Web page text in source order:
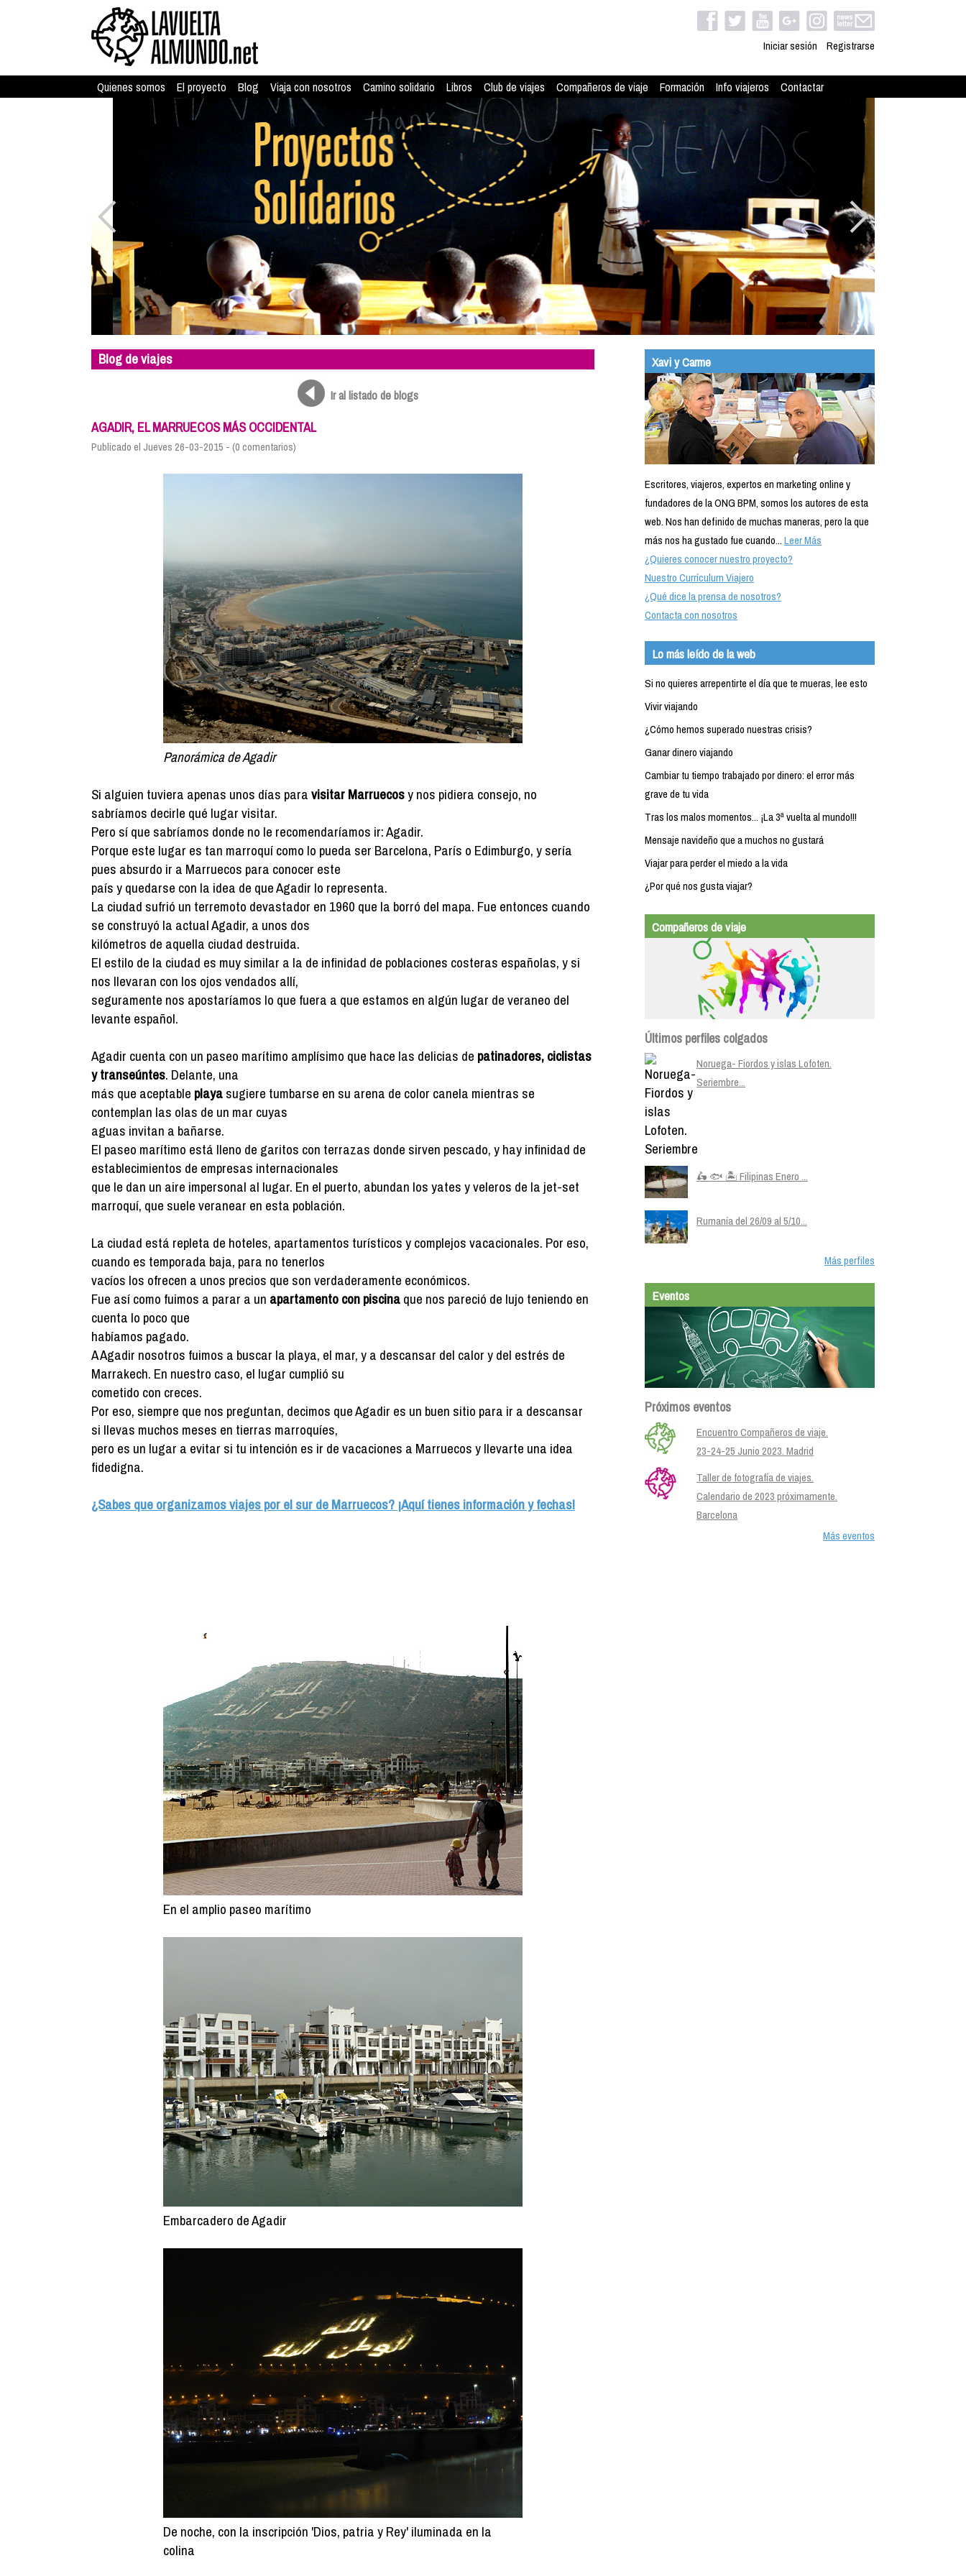
Iniciar sesión Registrarse
Quienes somos El proyecto Blog Viaja con nosotros Camino solidario Libros Club de viajes Compañeros de viaje Formación Info viajeros Contactar
Blog de viajes
Ir al listado de blogs
AGADIR, EL MARRUECOS MÁS OCCIDENTAL
Publicado el Jueves 26-03-2015 - (0 comentarios)
Panorámica de Agadir
Si alguien tuviera apenas unos días paravisitar Marruecosy nos pidiera consejo, no
sabríamos decirle qué lugar visitar.
Pero sí que sabríamos donde no le recomendaríamos ir: Agadir.
Porque este lugar es tan marroquí como lo pueda ser Barcelona, París o Edimburgo, y sería
pues absurdo ir a Marruecos para conocer este
país y quedarse con la idea de que Agadir lo representa.
La ciudad sufrió un terremoto devastador en 1960 que la borró del mapa. Fue entonces cuando
se construyó la actual Agadir, a unos dos
kilómetros de aquella ciudad destruida.
El estilo de la ciudad es muy similar a la de infinidad de poblaciones costeras españolas, y si
nos llevaran con los ojos vendados allí,
seguramente nos apostaríamos lo que fuera a que estamos en algún lugar de veraneo del
levante español.
Agadir cuenta con un paseo marítimo amplísimo que hace las delicias de patinadores, ciclistas
y transeúntes. Delante, una
más que aceptable playasugiere tumbarse en su arena de color canela mientras se
contemplan las olas de un mar cuyas
aguas invitan a bañarse.
El paseo marítimo está lleno de garitos con terrazas donde sirven pescado, y hay infinidad de
establecimientos de empresas internacionales
que le dan un aire impersonal al lugar. En el puerto, abundan los yates y veleros de la jet-set
marroquí, que suele veranear en esta población.
La ciudad está repleta de hoteles, apartamentos turísticos y complejos vacacionales. Por eso,
cuando es temporada baja, para no tenerlos
vacíos los ofrecen a unos precios que son verdaderamente económicos.
Fue así como fuimos a parar a un apartamento con piscinaque nos pareció de lujo teniendo en
cuenta lo poco que
habíamos pagado.
A Agadir nosotros fuimos a buscar la playa, el mar, y a descansar del calor y del estrés de
Marrakech. En nuestro caso, el lugar cumplió su
cometido con creces.
Por eso, siempre que nos preguntan, decimos que Agadir es un buen sitio para ir a descansar
si llevas muchos meses en tierras marroquíes,
pero es un lugar a evitar si tu intención es ir de vacaciones a Marruecos y llevarte una idea
fidedigna.
¿Sabes que organizamos viajes por el sur de Marruecos? ¡Aquí tienes información y fechas!
En el amplio paseo marítimo
Embarcadero de Agadir
De noche, con la inscripción 'Dios, patria y Rey' iluminada en la
colina
Xavi y Carme
Escritores, viajeros, expertos en marketing online y
fundadores de la ONG BPM, somos los autores de esta
web. Nos han definido de muchas maneras, pero la que
más nos ha gustado fue cuando...Leer Más
¿Quieres conocer nuestro proyecto?
Nuestro Currículum Viajero
¿Qué dice la prensa de nosotros?
Contacta con nosotros
Lo más leído de la web
Si no quieres arrepentirte el día que te mueras, lee esto
Vivir viajando
¿Cómo hemos superado nuestras crisis?
Ganar dinero viajando
Cambiar tu tiempo trabajado por dinero: el error más
grave de tu vida
Tras los malos momentos... ¡La 3ª vuelta al mundo!!!
Mensaje navideño que a muchos no gustará
Viajar para perder el miedo a la vida
¿Por qué nos gusta viajar?
Compañeros de viaje
Últimos perfiles colgados
Noruega- Fiordos y islas Lofoten.
Seriembre...
🛵 🐟 🏝️ Filipinas Enero ...
Rumanía del 26/09 al 5/10...
Más perfiles
Eventos
Próximos eventos
Encuentro Compañeros de viaje.
23-24-25 Junio 2023. Madrid
Taller de fotografía de viajes.
Calendario de 2023 próximamente.
Barcelona
Más eventos